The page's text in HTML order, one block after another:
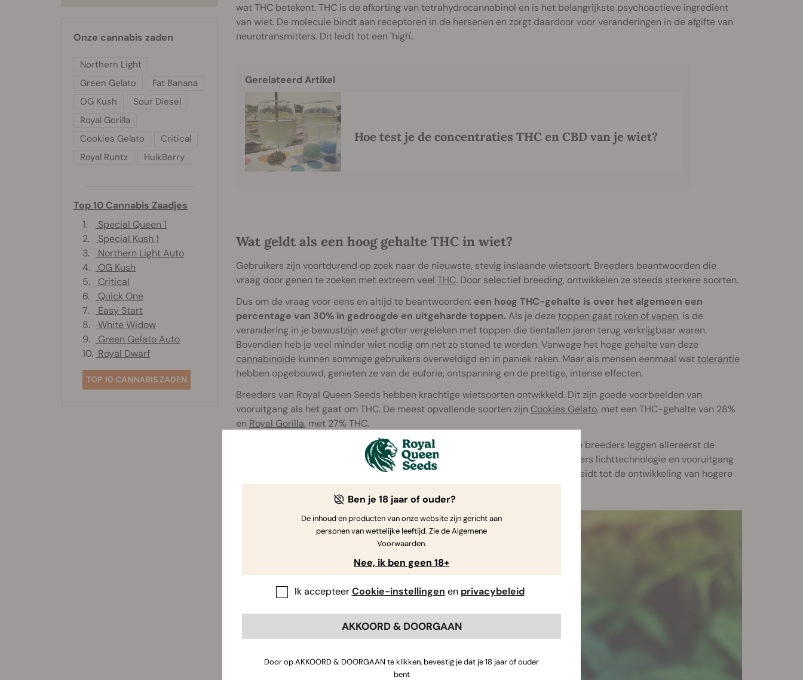
wat THC betekent. THC is de afkorting van tetrahydrocannabinol en is het belangrijkste psychoactieve ingrediënt
van wiet. De molecule bindt aan receptoren in de hersenen en zorgt daardoor voor veranderingen in de afgifte van
neurotransmitters. Dit leidt tot een 'high'.
Gerelateerd Artikel
Hoe test je de concentraties THC en CBD van je wiet?
Wat geldt als een hoog gehalte THC in wiet?
Gebruikers zijn voortdurend op zoek naar de nieuwste, stevig inslaande wietsoort. Breeders beantwoorden die
vraag door genen te zoeken met extreem veel THC. Door selectief breeding, ontwikkelen ze steeds sterkere soorten.
Dus om de vraag voor eens en altijd te beantwoorden: een hoog THC-gehalte is over het algemeen een
percentage van 30% in gedroogde en uitgeharde toppen. Als je dezetoppen gaat roken of vapen, is de
verandering in je bewustzijn veel groter vergeleken met toppen die tientallen jaren terug verkrijgbaar waren.
Bovendien heb je veel minder wiet nodig om net zo stoned te worden. Vanwege het hoge gehalte van deze
cannabinoïdekunnen sommige gebruikers overweldigd en in paniek raken. Maar als mensen eenmaal wattolerantie
hebben opgebouwd, genieten ze van de euforie, ontspanning en de prettige, intense effecten.
Breeders van Royal Queen Seeds hebben krachtige wietsoorten ontwikkeld. Dit zijn goede voorbeelden van
vooruitgang als het gaat om THC. De meest opvallende soorten zijn Cookies Gelato, met een THC-gehalte van 28%
en Royal Gorilla, met 27% THC.
kweektechniekenrijst het percentage THC de pan uit. De breeders leggen allereerst de
genetische fundering voor dat succes. Vervolgens benutten commerciële kwekers lichttechnologie en vooruitgang
in bodemkunde om het genetische potentieel van elke plant te ontsluiten. Dat leidt tot de ontwikkeling van hogere
concentraties cannabinoïden en terpenen.
Onze cannabis zaden
Northern Light
Green Gelato
Fat Banana
OG Kush
Sour Diesel
Royal Gorilla
Cookies Gelato
Critical
Royal Runtz
HulkBerry
Top 10 Cannabis Zaadjes
1.
Special Queen 1
2.
Special Kush 1
3.
Northern Light Auto
4.
OG Kush
5.
Critical
6.
Quick One
7.
Easy Start
8.
White Widow
9.
Green Gelato Auto
10. Royal Dwarf
TOP 10 CANNABIS ZADEN
Ben je 18 jaar of ouder?
De inhoud en producten van onze website zijn gericht aan
personen van wettelijke leeftijd. Zie de Algemene
Voorwaarden.
Nee, ik ben geen 18+
Ik accepteerCookie-instellingen en privacybeleid
AKKOORD & DOORGAAN
Door op AKKOORD & DOORGAAN te klikken, bevestig je dat je 18 jaar of ouder
bent